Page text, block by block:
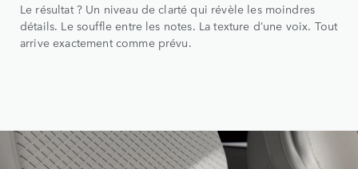
Le résultat ? Un niveau de clarté qui révèle les moindres
détails. Le souffle entre les notes. La texture d’une voix. Tout
arrive exactement comme prévu.